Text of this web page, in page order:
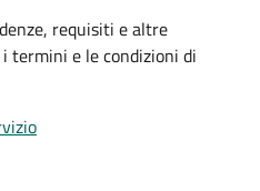
requisiti e altre
termini e le condizioni di